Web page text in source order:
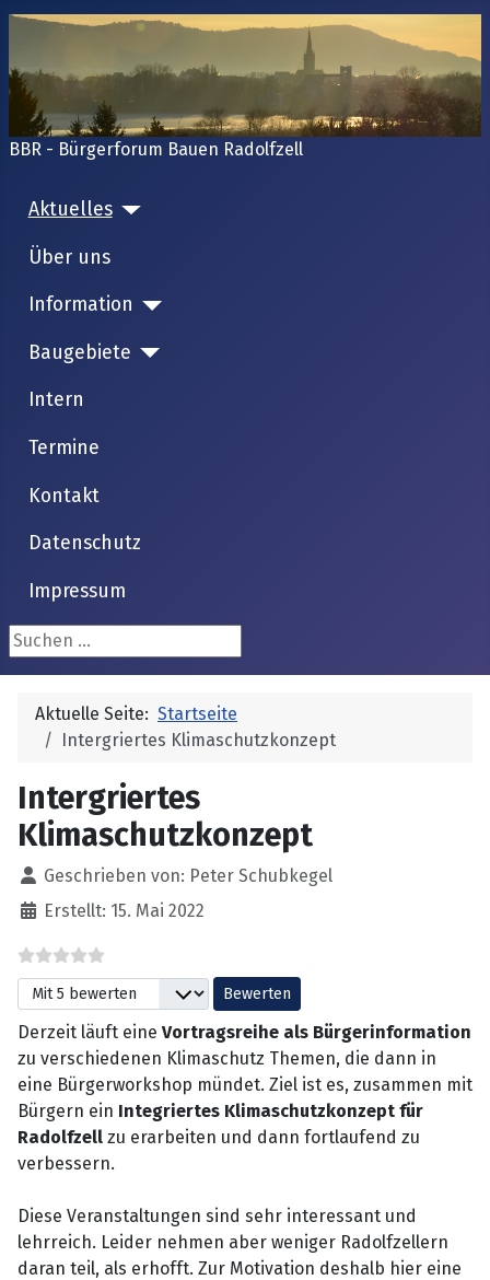
BBR - Bürgerforum Bauen Radolfzell
Aktuelles
Über uns
Information
Baugebiete
Intern
Termine
Kontakt
Datenschutz
Impressum
Suchen ...
Aktuelle Seite: Startseite
Intergriertes Klimaschutzkonzept
Intergriertes
Klimaschutzkonzept
Details
Geschrieben von: Peter Schubkegel
Erstellt: 15. Mai 2022
Bitte bewerten
Derzeit läuft eine Vortragsreihe als Bürgerinformation
zu verschiedenen Klimaschutz Themen, die dann in
eine Bürgerworkshop mündet. Ziel ist es, zusammen mit
Bürgern ein Integriertes Klimaschutzkonzept für
Radolfzell zu erarbeiten und dann fortlaufend zu
verbessern.
Diese Veranstaltungen sind sehr interessant und
lehrreich. Leider nehmen aber weniger Radolfzellern
daran teil, als erhofft. Zur Motivation deshalb hier eine